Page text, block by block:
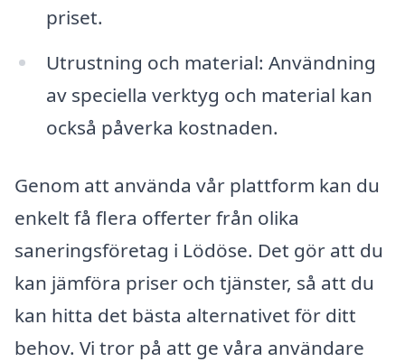
priset.
Utrustning och material: Användning
av speciella verktyg och material kan
också påverka kostnaden.
Genom att använda vår plattform kan du
enkelt få flera offerter från olika
saneringsföretag i Lödöse. Det gör att du
kan jämföra priser och tjänster, så att du
kan hitta det bästa alternativet för ditt
behov. Vi tror på att ge våra användare